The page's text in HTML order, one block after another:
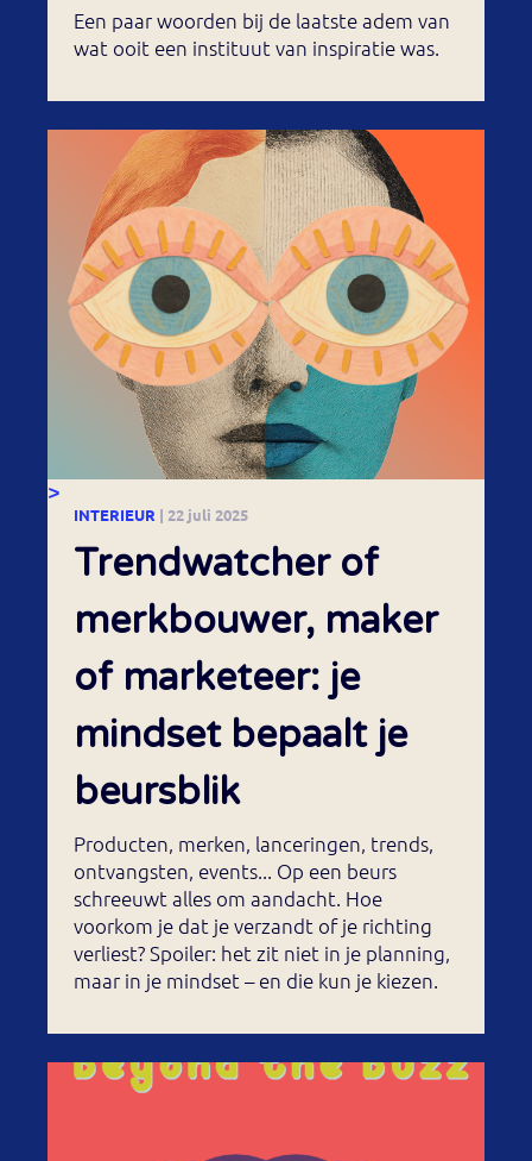
Een paar woorden bij de laatste adem van
wat ooit een instituut van inspiratie was.
>
INTERIEUR | 22 juli 2025
Trendwatcher of
merkbouwer, maker
of marketeer: je
mindset bepaalt je
beursblik
Producten, merken, lanceringen, trends,
ontvangsten, events... Op een beurs
schreeuwt alles om aandacht. Hoe
voorkom je dat je verzandt of je richting
verliest? Spoiler: het zit niet in je planning,
maar in je mindset – en die kun je kiezen.